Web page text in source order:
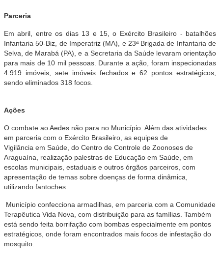
Parceria
Em abril, entre os dias 13 e 15, o Exército Brasileiro - batalhões
Infantaria 50-Biz, de Imperatriz (MA), e 23ª Brigada de Infantaria de
Selva, de Marabá (PA), e a Secretaria da Saúde levaram orientação
para mais de 10 mil pessoas. Durante a ação, foram inspecionadas
4.919 imóveis, sete imóveis fechados e 62 pontos estratégicos,
sendo eliminados 318 focos.
Ações
O combate ao Aedes não para no Município. Além das atividades
em parceria com o Exército Brasileiro, as equipes de
Vigilância em Saúde, do Centro de Controle de Zoonoses de
Araguaína, realização palestras de Educação em Saúde, em
escolas municipais, estaduais e outros órgãos parceiros, com
apresentação de temas sobre doenças de forma dinâmica,
utilizando fantoches.
Município confecciona armadilhas, em parceria com a Comunidade
Terapêutica Vida Nova, com distribuição para as famílias. Também
está sendo feita borrifação com bombas especialmente em pontos
estratégicos, onde foram encontrados mais focos de infestação do
mosquito.